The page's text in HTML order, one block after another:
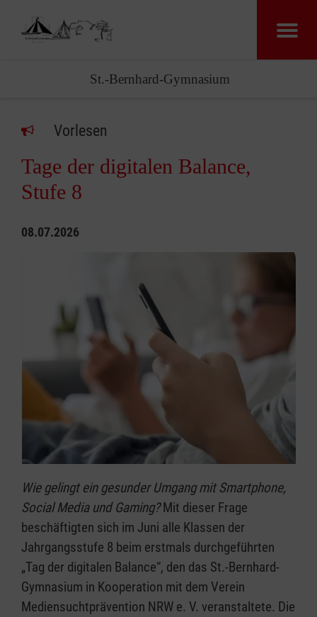
St.-Bernhard-Gymnasium
Vorlesen
Tage der digitalen Balance,
Stufe 8
08.07.2026
Wie gelingt ein gesunder Umgang mit Smartphone,
Social Media und Gaming?Mit dieser Frage
beschäftigten sich im Juni alle Klassen der
Jahrgangsstufe 8 beim erstmals durchgeführten
„Tag der digitalen Balance“, den das St.-Bernhard-
Gymnasium in Kooperation mit dem Verein
Mediensuchtprävention NRW e. V. veranstaltete. Die